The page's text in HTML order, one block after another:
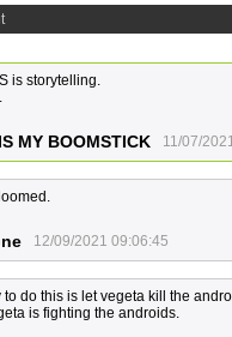
is storytelling.
MY BOOMSTICK 11/07/
12/09/2021 09:06:45
to do this is let vegeta kill the
is fighting the androids.